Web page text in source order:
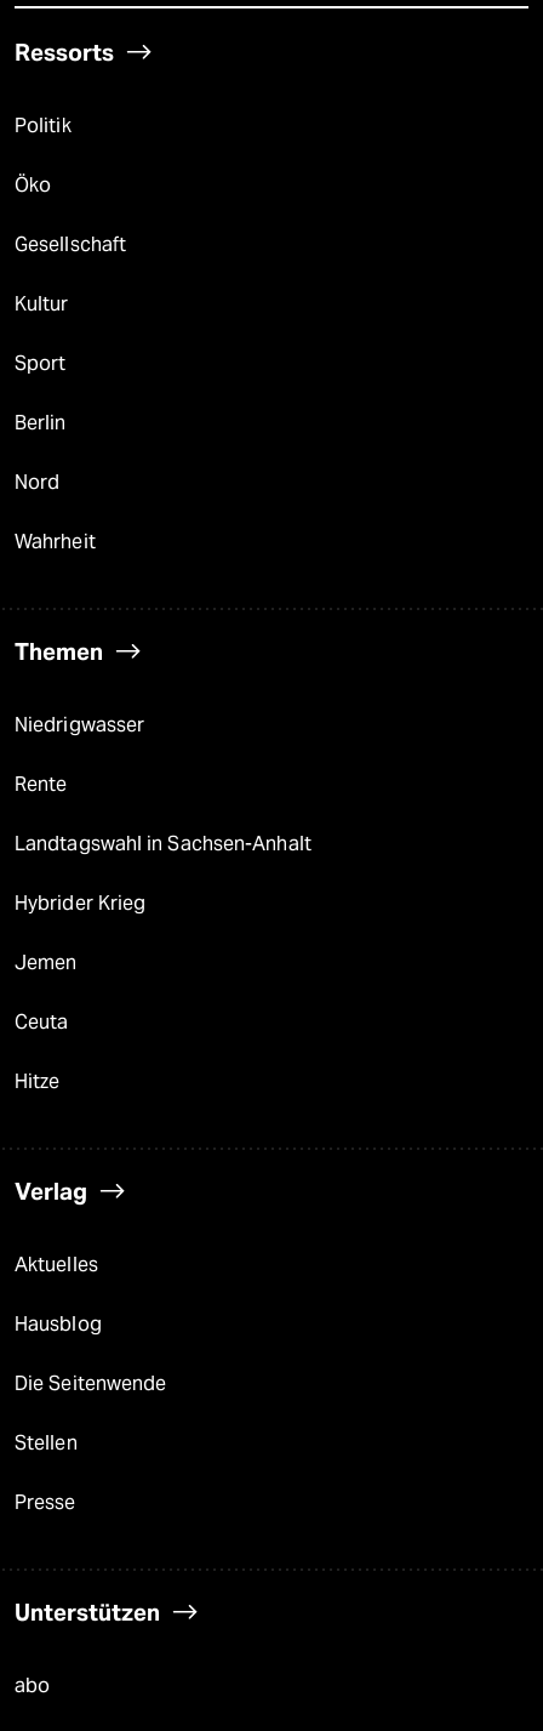
Ressorts
Politik
Öko
Gesellschaft
Kultur
Sport
Berlin
Nord
Wahrheit
Themen
Niedrigwasser
Rente
Landtagswahl in Sachsen-Anhalt
Hybrider Krieg
Jemen
Ceuta
Hitze
Verlag
Aktuelles
Hausblog
Die Seitenwende
Stellen
Presse
Unterstützen
abo